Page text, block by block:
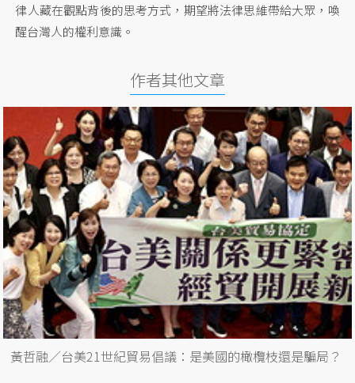
律人藏在觀點背後的思考方式，期望將法律思維帶給大眾，喚
醒台灣人的權利意識。
作者其他文章
黃哲融／台美21世紀貿易倡議：是美國的橄欖枝還是騙局？